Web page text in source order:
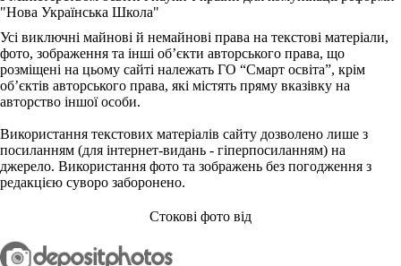
"Нова Українська Школа"
Усі виключні майнові й немайнові права на текстові матеріали,
фото, зображення та інші об’єкти авторського права, що
розміщені на цьому сайті належать ГО “Смарт освіта”, крім
об’єктів авторського права, які містять пряму вказівку на
авторство іншої особи.
Використання текстових матеріалів сайту дозволено лише з
посиланням (для інтернет-видань - гіперпосиланням) на
джерело. Використання фото та зображень без погодження з
редакцією суворо заборонено.
Стокові фото від